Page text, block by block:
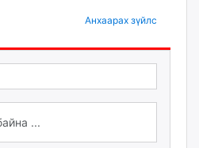
Анхаарах зүйлс